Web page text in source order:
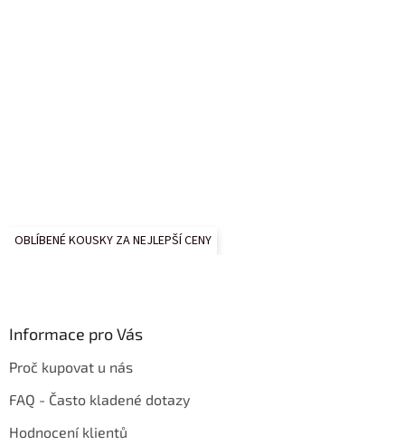
OBLÍBENÉ KOUSKY ZA NEJLEPŠÍ CENY
Informace pro Vás
Proč kupovat u nás
FAQ - Často kladené dotazy
Hodnocení klientů